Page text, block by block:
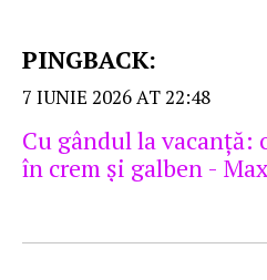
PINGBACK:
7 IUNIE 2026 AT 22:48
Cu gândul la
în crem și galben -